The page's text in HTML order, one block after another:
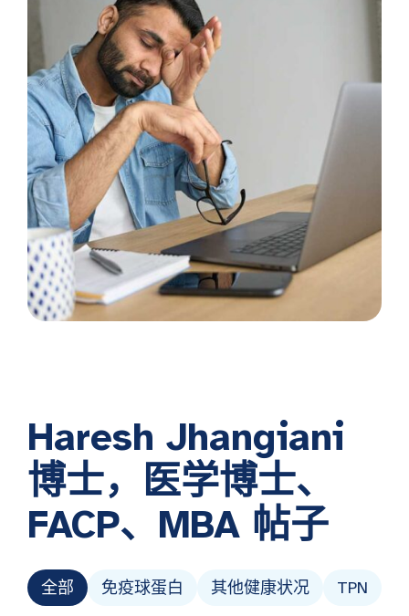
Haresh Jhangiani
博士，医学博士、
FACP、MBA 帖子
全部 免疫球蛋白 其他健康状况 TPN